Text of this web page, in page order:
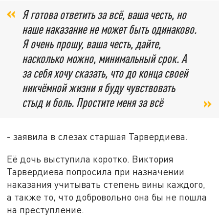
Я готова ответить за всё, ваша честь, но
наше наказание не может быть одинаково.
Я очень прошу, ваша честь, дайте,
насколько можно, минимальный срок. А
за себя хочу сказать, что до конца своей
никчёмной жизни я буду чувствовать
стыд и боль. Простите меня за всё
- заявила в слезах старшая Тарвердиева.
Её дочь выступила коротко. Виктория
Тарвердиева попросила при назначении
наказания учитывать степень вины каждого,
а также то, что добровольно она бы не пошла
на преступление.